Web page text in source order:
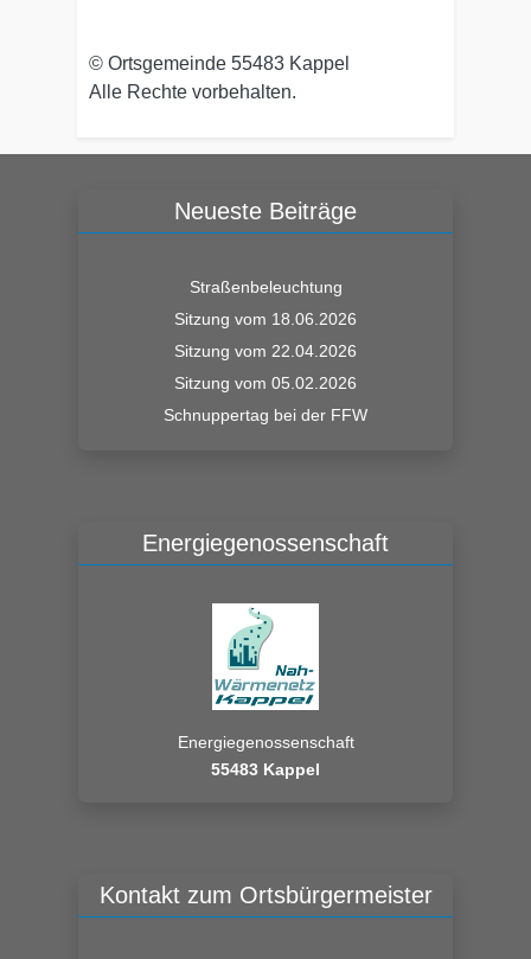
© Ortsgemeinde 55483 Kappel
Alle Rechte vorbehalten.
Neueste Beiträge
Straßenbeleuchtung
Sitzung vom 18.06.2026
Sitzung vom 22.04.2026
Sitzung vom 05.02.2026
Schnuppertag bei der FFW
Energiegenossenschaft
Energiegenossenschaft
55483 Kappel
Kontakt zum Ortsbürgermeister